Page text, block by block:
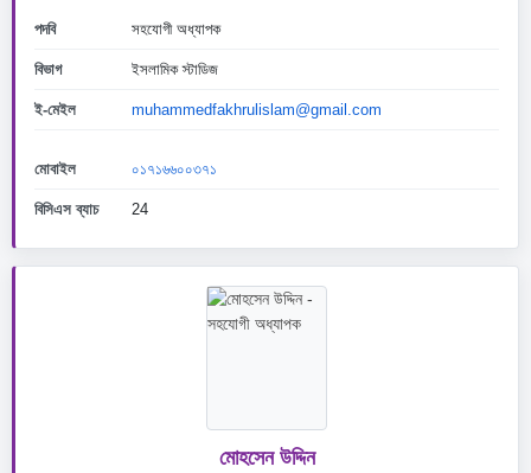
পদবি সহযোগী অধ্যাপক
বিভাগ ইসলামিক স্টাডিজ
ই-মেইল muhammedfakhrulislam@gmail.com
মোবাইল ০১৭১৬৬০০৩৭১
বিসিএস ব্যাচ 24
মোহসেন উদ্দিন